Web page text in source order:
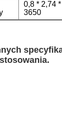
0,8 * 2,74 *
3650